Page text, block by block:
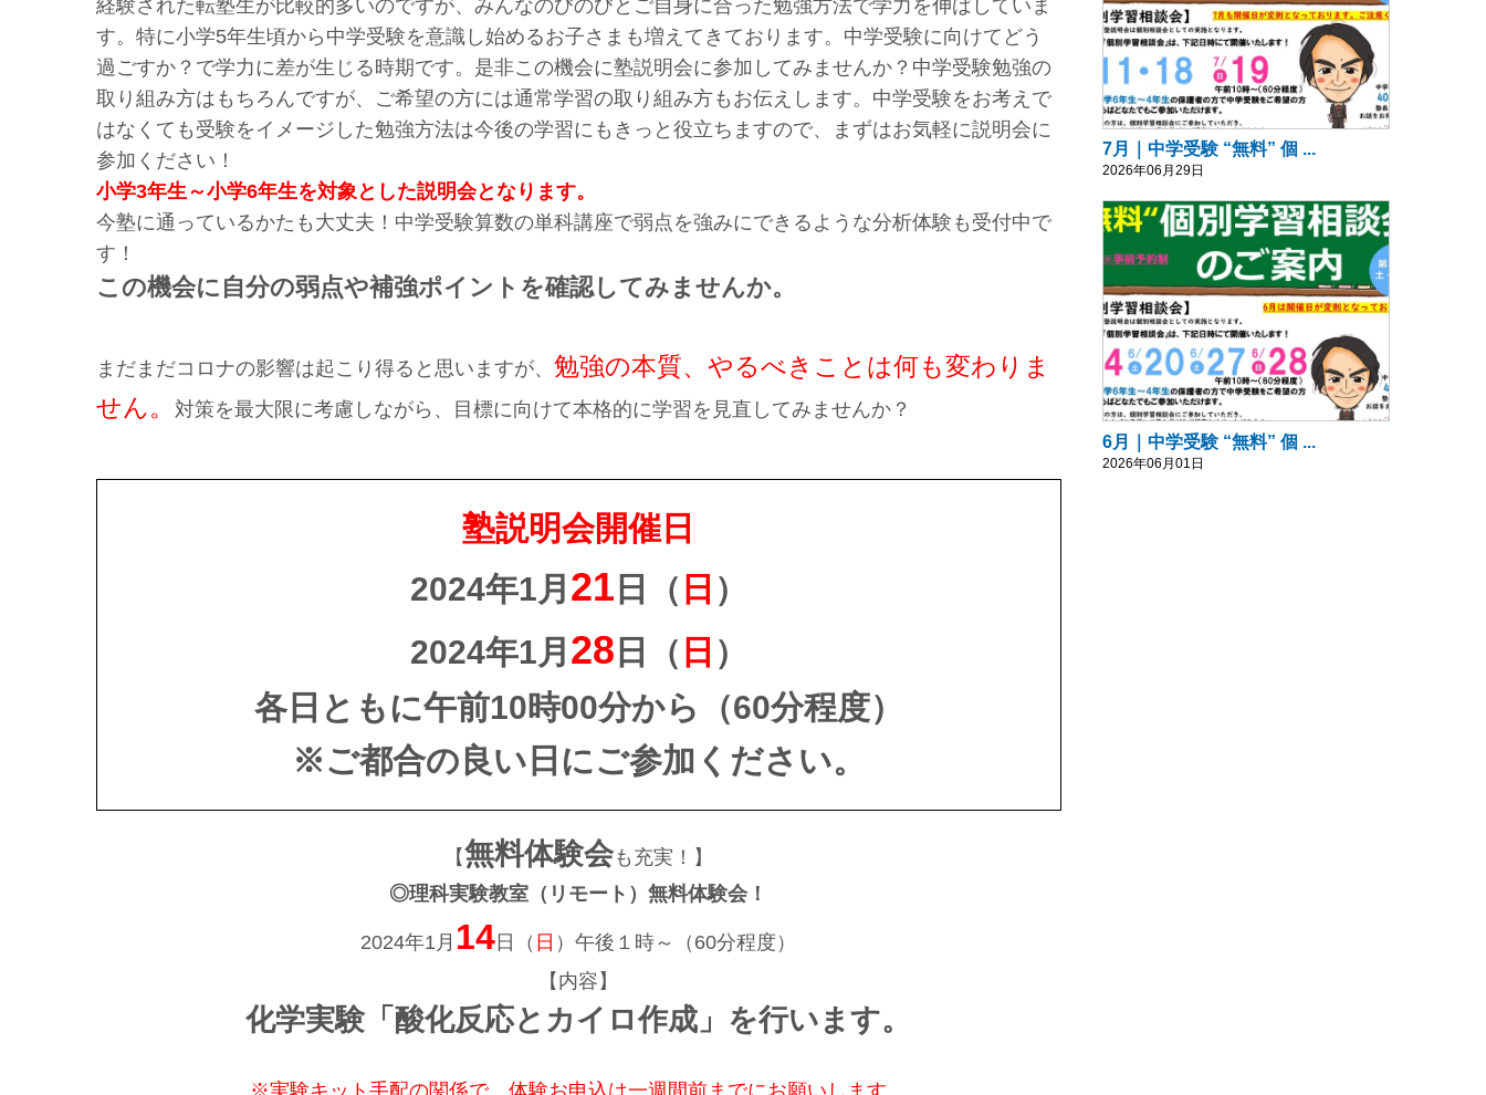
経験された転塾生が比較的多いのですが、みんなのびのびとご自身に合った勉強方法で学力を伸ばしていま
す。特に小学5年生頃から中学受験を意識し始めるお子さまも増えてきております。中学受験に向けてどう
過ごすか？で学力に差が生じる時期です。是非この機会に塾説明会に参加してみませんか？中学受験勉強の
取り組み方はもちろんですが、ご希望の方には通常学習の取り組み方もお伝えします。中学受験をお考えで
はなくても受験をイメージした勉強方法は今後の学習にもきっと役立ちますので、まずはお気軽に説明会に
参加ください！
小学3年生～小学6年生を対象とした説明会となります。
今塾に通っているかたも大丈夫！中学受験算数の単科講座で弱点を強みにできるような分析体験も受付中で
す！
この機会に自分の弱点や補強ポイントを確認してみませんか。
まだまだコロナの影響は起こり得ると思いますが、 勉強の本質、やるべきことは何も変わりま
せん。
対策を最大限に考慮しながら、目標に向けて本格的に学習を見直してみませんか？
塾説明会開催日
2024年1月 21 日（ 日 ）
2024年1月 28 日（ 日 ）
各日ともに午前10時00分から（60分程度）
※ご都合の良い日にご参加ください。
【無料体験会も充実！】
◎理科実験教室（リモート）無料体験会！
2024年1月 14日（ 日 ）午後１時～（60分程度）
【内容】
化学実験「酸化反応とカイロ作成」を行います。
※実験キット手配の関係で、体験お申込は一週間前までにお願いします。
7月｜中学受験 “無料” 個 ...
2026年06月29日
6月｜中学受験 “無料” 個 ...
2026年06月01日